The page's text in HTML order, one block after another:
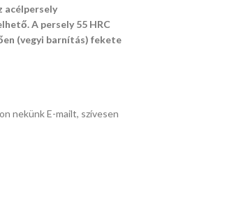
acélpersely
A persely 55 HRC
(vegyi barnítás) fekete
nekünk E-mailt, szívesen